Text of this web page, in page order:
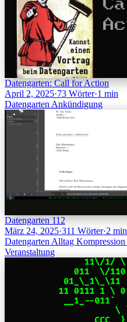
Datengarten: Call for Action
April 2, 2025·73 Wörter·1 min
Datengarten Ankündigung
Datengarten 112
März 24, 2025·311 Wörter·2 min
Datengarten Alltag Kompression
Veranstaltung